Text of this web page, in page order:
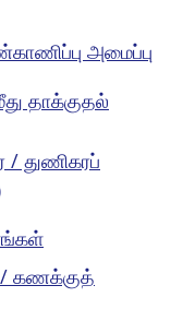
அமைப்பு
தாக்குதல்
/ துணிகரப்
கணக்குத்